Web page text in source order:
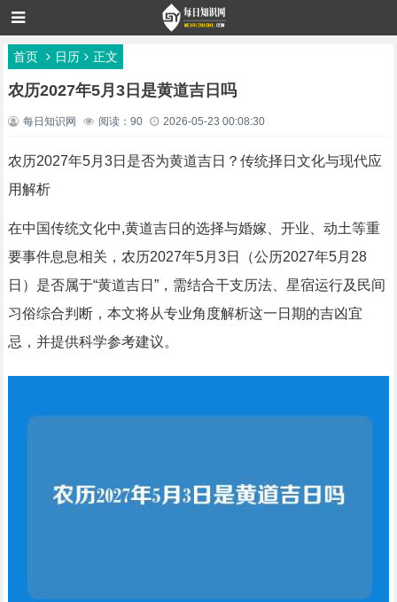
首页 日历 正文
农历2027年5月3日是黄道吉日吗
每日知识网 阅读：90 2026-05-23 00:08:30
农历2027年5月3日是否为黄道吉日？传统择日文化与现代应
用解析
在中国传统文化中,黄道吉日的选择与婚嫁、开业、动土等重
要事件息息相关，农历2027年5月3日（公历2027年5月28
日）是否属于“黄道吉日”，需结合干支历法、星宿运行及民间
习俗综合判断，本文将从专业角度解析这一日期的吉凶宜
忌，并提供科学参考建议。